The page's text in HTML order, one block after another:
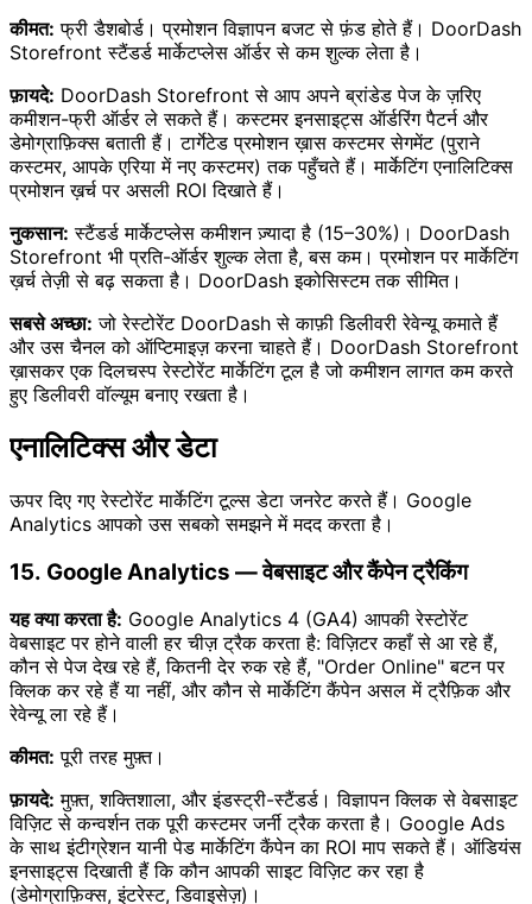
कीमत: फ्री डैशबोर्ड। प्रमोशन विज्ञापन बजट से फ़ंड होते हैं। DoorDash
Storefront स्टैंडर्ड मार्केटप्लेस ऑर्डर से कम शुल्क लेता है।
फ़ायदे: DoorDash Storefront से आप अपने ब्रांडेड पेज के ज़रिए
कमीशन-फ्री ऑर्डर ले सकते हैं। कस्टमर इनसाइट्स ऑर्डरिंग पैटर्न और
डेमोग्राफ़िक्स बताती हैं। टार्गेटेड प्रमोशन ख़ास कस्टमर सेगमेंट (पुराने
कस्टमर, आपके एरिया में नए कस्टमर) तक पहुँचते हैं। मार्केटिंग एनालिटिक्स
प्रमोशन ख़र्च पर असली ROI दिखाते हैं।
नुकसान: स्टैंडर्ड मार्केटप्लेस कमीशन ज़्यादा है (15–30%)। DoorDash
Storefront भी प्रति-ऑर्डर शुल्क लेता है, बस कम। प्रमोशन पर मार्केटिंग
ख़र्च तेज़ी से बढ़ सकता है। DoorDash इकोसिस्टम तक सीमित।
सबसे अच्छा: जो रेस्टोरेंट DoorDash से काफ़ी डिलीवरी रेवेन्यू कमाते हैं
और उस चैनल को ऑप्टिमाइज़ करना चाहते हैं। DoorDash Storefront
ख़ासकर एक दिलचस्प रेस्टोरेंट मार्केटिंग टूल है जो कमीशन लागत कम करते
हुए डिलीवरी वॉल्यूम बनाए रखता है।
एनालिटिक्स और डेटा
ऊपर दिए गए रेस्टोरेंट मार्केटिंग टूल्स डेटा जनरेट करते हैं। Google
Analytics आपको उस सबको समझने में मदद करता है।
15. Google Analytics — वेबसाइट और कैंपेन ट्रैकिंग
यह क्या करता है: Google Analytics 4 (GA4) आपकी रेस्टोरेंट
वेबसाइट पर होने वाली हर चीज़ ट्रैक करता है: विज़िटर कहाँ से आ रहे हैं,
कौन से पेज देख रहे हैं, कितनी देर रुक रहे हैं, "Order Online" बटन पर
क्लिक कर रहे हैं या नहीं, और कौन से मार्केटिंग कैंपेन असल में ट्रैफ़िक और
रेवेन्यू ला रहे हैं।
कीमत: पूरी तरह मुफ़्त।
फ़ायदे: मुफ़्त, शक्तिशाला, और इंडस्ट्री-स्टैंडर्ड। विज्ञापन क्लिक से वेबसाइट
विज़िट से कन्वर्शन तक पूरी कस्टमर जर्नी ट्रैक करता है। Google Ads
के साथ इंटीग्रेशन यानी पेड मार्केटिंग कैंपेन का ROI माप सकते हैं। ऑडियंस
इनसाइट्स दिखाती हैं कि कौन आपकी साइट विज़िट कर रहा है
(डेमोग्राफ़िक्स, इंटरेस्ट, डिवाइसेज़)।